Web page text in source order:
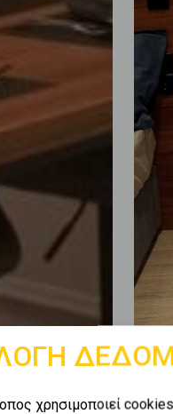
χρησιμοποιεί